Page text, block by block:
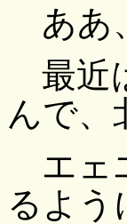
ああ
最近
んで、
エェ
るよう